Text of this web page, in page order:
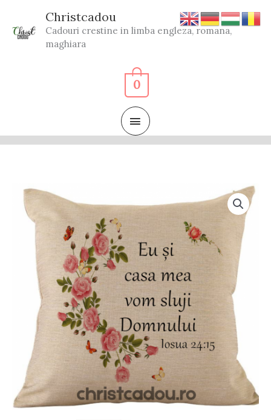
content
Christcadou
Cadouri crestine in limba engleza, romana,
maghiara
MAIN
MENU
0